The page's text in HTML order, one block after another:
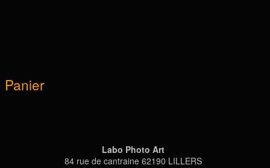
Panier
Labo Photo Art
84 rue de cantraine 62190 LILLERS